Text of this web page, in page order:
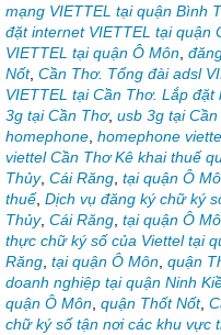
mạng VIETTEL tại quận Bình
đặt internet VIETTEL tại quận
VIETTEL tại quận Ô Môn
Nốt, Cần Thơ. Tổng đài adsl
VIETTEL tại Cần Thơ. Lắp
3g tại Cần Thơ, usb 3g tại
homephone homephone
viettel Cần Thơ Kê khai thuế
Thủy, Cái Răng tại quận Ô
thuế, Dịch vụ đăng ký chữ ký
Thủy, Cái Răng tại quận Ô
thực chữ ký số của Viettel tại
Răng tại quận Ô Môn quận
doanh nghiệp tại quận Ninh
quận Ô Môn quận Thốt Nốt,
chữ ký số tận nơi các khu vực